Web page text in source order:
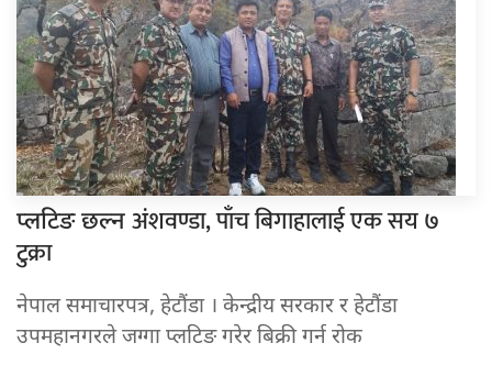
प्लटिङ छल्न अंशवण्डा, पाँच बिगाहालाई एक सय ७
टुक्रा
नेपाल समाचारपत्र, हेटौंडा । केन्द्रीय सरकार र हेटौंडा
उपमहानगरले जग्गा प्लटिङ गरेर बिक्री गर्न रोक